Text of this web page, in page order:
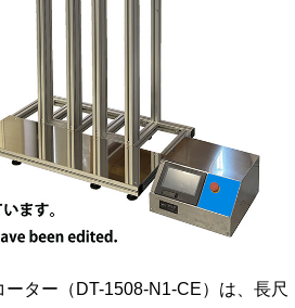
ター（DT-1508-N1-CE）は、長尺